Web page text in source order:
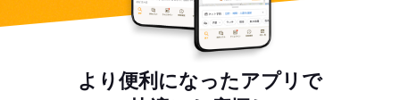
より便利になったアプリで